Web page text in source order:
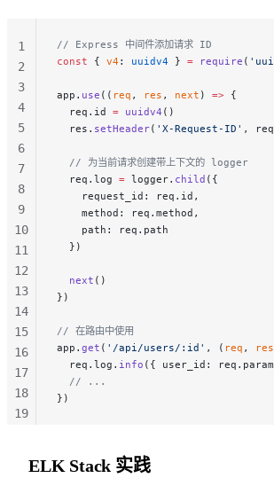
// Express 中间件添加请求 ID
const { v4: uuidv4 } = require (
app. use (( req , res , next ) => {
  req.id
= uuidv4 ()
  res.
setHeader( 'X-Request-ID' ,
  // 为当前请求创建带上下文的 logger
  req.log
= logger. child ({
    request_id: req.id,
    method: req.method,
    path: req.path
  })
  next
()
})
// 在路由中使用
app. get ( '/api/users/:id' , ( req , res
  req.log.
info ({ user_id:
  // ...
})
1
2
3
4
5
6
7
8
9
10
11
12
13
14
15
16
17
18
19
ELK Stack 实践